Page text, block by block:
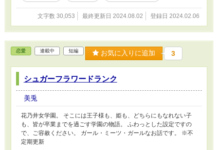
文字数 30,053 最終更新日 2024.08.02 登録日 2024.02.06
恋愛 連載中 短編 お気に入りに追加 3
シュガーフラワードランク
美兎
花乃井女学園。 そこには王子様も、姫も、どちらにもなれない子
も、皆が卒業までを過ごす学園の物語。 ふわっとした設定ですの
で、ご容赦ください。 ガール・ミーツ・ガールなお話です。 ※不
定期更新